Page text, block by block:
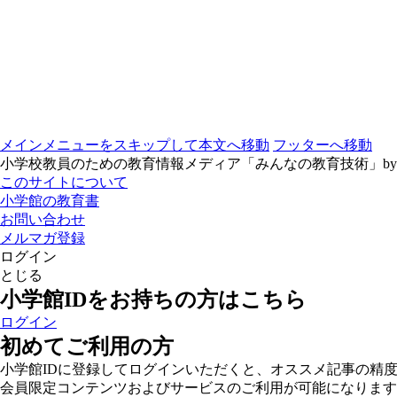
メインメニューをスキップして本文へ移動 フッターへ移動
小学校教員のための教育情報メディア「みんなの教育技術」
このサイトについて
小学館の教育書
お問い合わせ
メルマガ登録
ログイン
とじる
小学館IDをお持ちの方はこちら
ログイン
初めてご利用の方
小学館IDに登録してログインいただくと、オススメ記事の精
会員限定コンテンツおよびサービスのご利用が可能になりま